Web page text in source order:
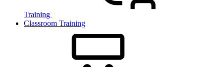
Training
Classroom Training